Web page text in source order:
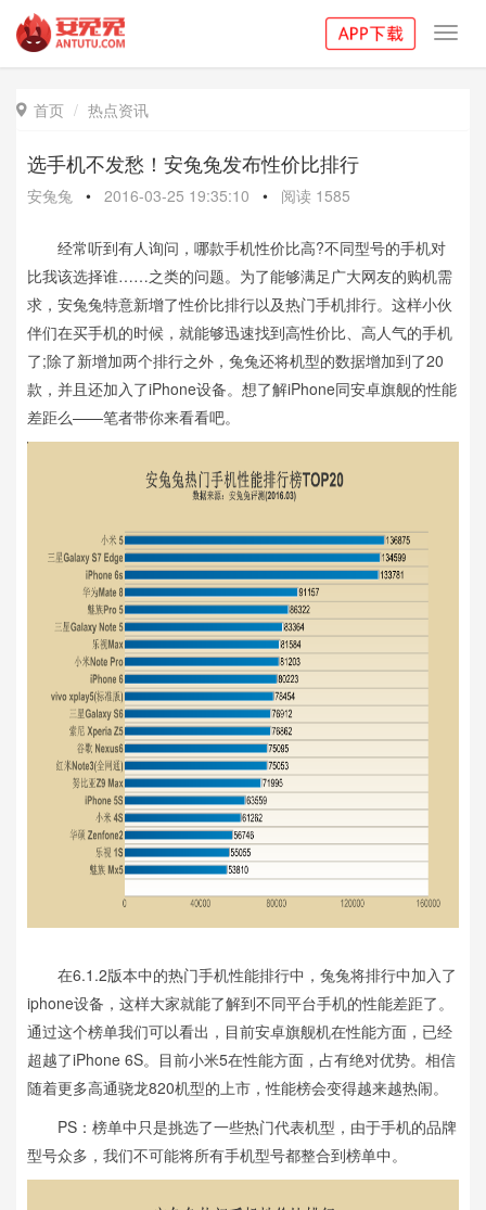
 首页 热点资讯
选手机不发愁！安兔兔发布性价比排行
安兔兔 • 2016-03-25 19:35:10 • 阅读 1585
经常听到有人询问，哪款手机性价比高?不同型号的手机对
比我该选择谁……之类的问题。为了能够满足广大网友的购机需
求，安兔兔特意新增了性价比排行以及热门手机排行。这样小伙
伴们在买手机的时候，就能够迅速找到高性价比、高人气的手机
了;除了新增加两个排行之外，兔兔还将机型的数据增加到了20
款，并且还加入了iPhone设备。想了解iPhone同安卓旗舰的性能
差距么——笔者带你来看看吧。
在6.1.2版本中的热门手机性能排行中，兔兔将排行中加入了
iphone设备，这样大家就能了解到不同平台手机的性能差距了。
通过这个榜单我们可以看出，目前安卓旗舰机在性能方面，已经
超越了iPhone 6S。目前小米5在性能方面，占有绝对优势。相信
随着更多高通骁龙820机型的上市，性能榜会变得越来越热闹。
PS：榜单中只是挑选了一些热门代表机型，由于手机的品牌
型号众多，我们不可能将所有手机型号都整合到榜单中。